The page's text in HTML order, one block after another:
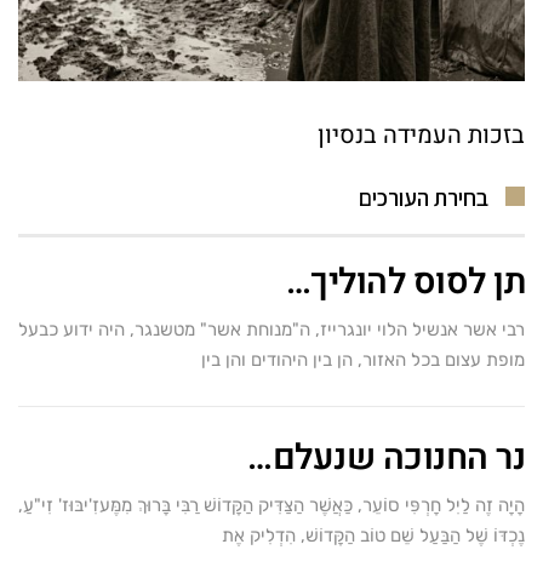
בזכות העמידה בנסיון
בחירת העורכים
תן לסוס להוליך…
רבי אשר אנשיל הלוי יונגרייז, ה"מנוחת אשר" מטשנגר, היה ידוע כבעל
מופת עצום בכל האזור, הן בין היהודים והן בין
נר החנוכה שנעלם…
הָיָה זֶה לַיִל חָרְפִּי סוֹעֵר, כַּאֲשֶׁר הַצַּדִּיק הַקָּדוֹשׁ רַבִּי בָּרוּךְ מִמֶּעזִ'יבּוּז' זִי"עַ,
נֶכְדּוֹ שֶׁל הַבַּעַל שֵׁם טוֹב הַקָּדוֹשׁ, הִדְלִיק אֶת